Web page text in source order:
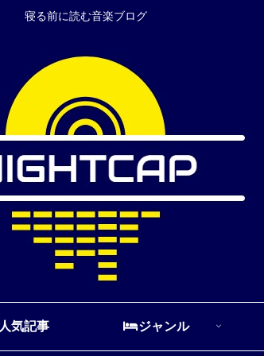
寝る前に読む音楽ブログ
人気記事 ジャンル